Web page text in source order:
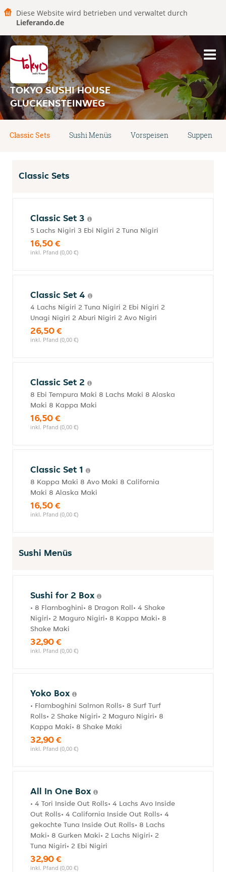
Diese Website wird betrieben und verwaltet durch
Lieferando.de
TOKYO SUSHI HOUSE
GLUCKENSTEINWEG
Classic Sets Sushi Menüs Vorspeisen Suppen
Classic Sets
Classic Set 3
5 Lachs Nigiri 3 Ebi Nigiri 2 Tuna Nigiri
16,50 €
inkl. Pfand (0,00 €)
Classic Set 4
4 Lachs Nigiri 2 Tuna Nigiri 2 Ebi Nigiri 2
Unagi Nigiri 2 Aburi Nigiri 2 Avo Nigiri
26,50 €
inkl. Pfand (0,00 €)
Classic Set 2
8 Ebi Tempura Maki 8 Lachs Maki 8 Alaska
Maki 8 Kappa Maki
16,50 €
inkl. Pfand (0,00 €)
Classic Set 1
8 Kappa Maki 8 Avo Maki 8 California
Maki 8 Alaska Maki
16,50 €
inkl. Pfand (0,00 €)
Sushi Menüs
Sushi for 2 Box
• 8 Flamboghini• 8 Dragon Roll• 4 Shake
Nigiri• 2 Maguro Nigiri• 8 Kappa Maki• 8
Shake Maki
32,90 €
inkl. Pfand (0,00 €)
Yoko Box
• Flamboghini Salmon Rolls• 8 Surf Turf
Rolls• 2 Shake Nigiri• 2 Maguro Nigiri• 8
Kappa Maki• 8 Shake Maki
32,90 €
inkl. Pfand (0,00 €)
All In One Box
• 4 Tori Inside Out Rolls• 4 Lachs Avo Inside
Out Rolls• 4 California Inside Out Rolls• 4
gekochte Tuna Inside Out Rolls• 8 Lachs
Maki• 8 Gurken Maki• 2 Lachs Nigiri• 2
Tuna Nigiri• 2 Ebi Nigiri
32,90 €
inkl. Pfand (0,00 €)